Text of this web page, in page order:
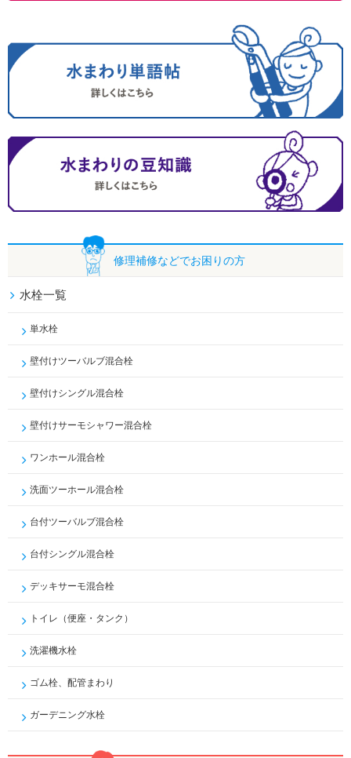
修理補修などでお困りの方
水栓一覧
単水栓
壁付けツーバルブ混合栓
壁付けシングル混合栓
壁付けサーモシャワー混合栓
ワンホール混合栓
洗面ツーホール混合栓
台付ツーバルブ混合栓
台付シングル混合栓
デッキサーモ混合栓
トイレ（便座・タンク）
洗濯機水栓
ゴム栓、配管まわり
ガーデニング水栓